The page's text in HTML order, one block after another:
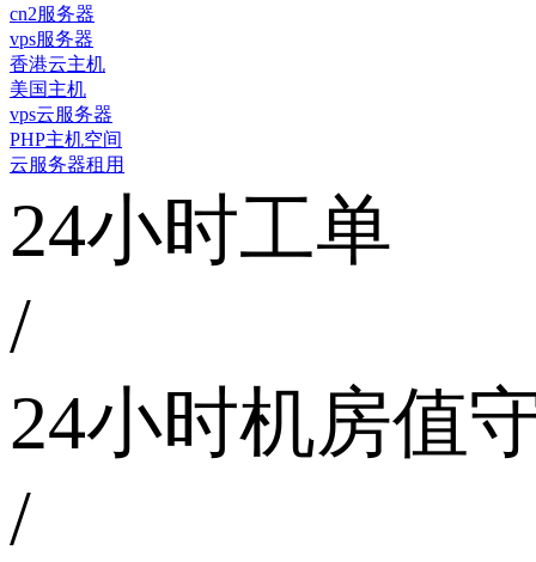
cn2服务器
vps服务器
香港云主机
美国主机
vps云服务器
PHP主机空间
云服务器租用
24小时工单
/
24小时机房值
/